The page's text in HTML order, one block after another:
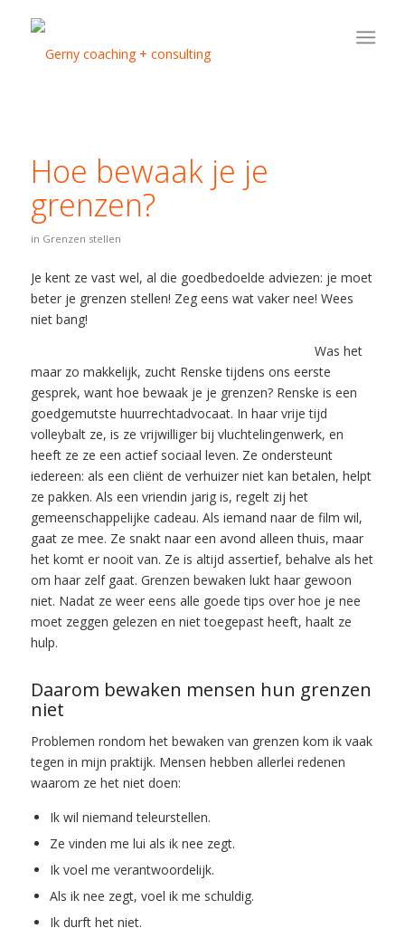
Hoe bewaak je je
grenzen?
in Grenzen stellen
Je kent ze vast wel, al die goedbedoelde adviezen: je moet
beter je grenzen stellen! Zeg eens wat vaker nee! Wees
niet bang!
Was het
maar zo makkelijk, zucht Renske tijdens ons eerste
gesprek, want hoe bewaak je je grenzen? Renske is een
goedgemutste huurrechtadvocaat. In haar vrije tijd
volleybalt ze, is ze vrijwilliger bij vluchtelingenwerk, en
heeft ze ze een actief sociaal leven. Ze ondersteunt
iedereen: als een cliënt de verhuizer niet kan betalen, helpt
ze pakken. Als een vriendin jarig is, regelt zij het
gemeenschappelijke cadeau. Als iemand naar de film wil,
gaat ze mee. Ze snakt naar een avond alleen thuis, maar
het komt er nooit van. Ze is altijd assertief, behalve als het
om haar zelf gaat. Grenzen bewaken lukt haar gewoon
niet. Nadat ze weer eens alle goede tips over hoe je nee
moet zeggen gelezen en niet toegepast heeft, haalt ze
hulp.
Daarom bewaken mensen hun grenzen
niet
Problemen rondom het bewaken van grenzen kom ik vaak
tegen in mijn praktijk. Mensen hebben allerlei redenen
waarom ze het niet doen:
Ik wil niemand teleurstellen.
Ze vinden me lui als ik nee zegt.
Ik voel me verantwoordelijk.
Als ik nee zegt, voel ik me schuldig.
Ik durft het niet.